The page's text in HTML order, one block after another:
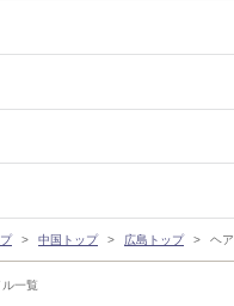
一覧
中国トップ 広島トップ ヘ